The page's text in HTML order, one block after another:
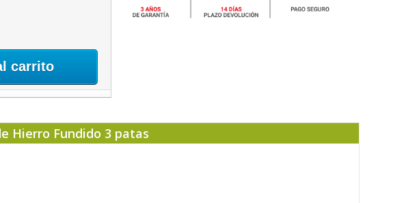
carrito
Hierro Fundido 3 patas